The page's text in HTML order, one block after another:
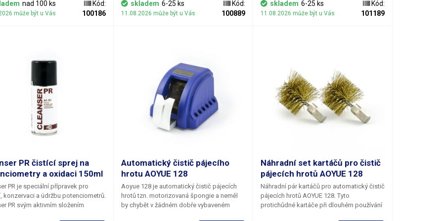
povrchů od prachu a mastnoty
nad 100 ks
může být u Vás
Kód:
100186
skladem 6-25 ks
11.08.2026 může být u Vás
Kód:
100889
skladem 6-25 ks
11.08.2026 může být u Vás
Kód:
101189
PR čistící sprej na
a oxidaci 150ml
PR je speciální přípravek pro
konzervaci a údržbu potenciometrů.
PR svým aktivním složením
Automatický čistič pájecího
hrotu AOYUE 128
Aoyue 128 je automatický čistič pájecích
hrotůtzn. motorizovaná špongiea neměl
by chybět v žádném dobře vybaveném
Náhradní set kartáčů pro čistič
pájecích hrotů AOYUE 128
Náhradní párkartáčů pro automatický čistič
pájecích hrotů AOYUE 128. Tyto
protichůdné kartáče při dlouhém používání